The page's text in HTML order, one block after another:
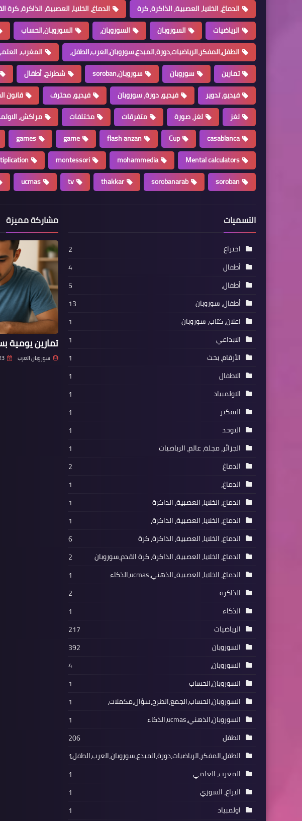
الدماغ، الخلايا، العصبية، الذاكرة، كرة
الدماغ، الخلايا، العصبية، الذاكرة، كرة
الرياضيات
السوروبان السوروبان، السوروبان،الحساب
الطفل،المفكر،الرياضيات،دورة،المبدع،سوروبان،العرب،الطفل،
المغرب،
تمارين
سوروبان سوروبان،soroban شطرنج، أطفال
فيديو، تدوير
فيديو، دورة، سوروبان فيديو، محترف قانون
لغز
لغز، صورة متفرقات مختلفات مراكش،
casablanca
Cup
flash anzan
game
games
Mental calculators
mohammedia
montessori
soroban
sorobanarab
thakkar
tv
ucmas
التسميات
اختراع
2
أطفال
4
أطفال،
5
أطفال، سوروبان
13
اعلان، كتاب، سوروبان
1
الابداعي
1
الأرقام، بحث
1
الاطفال
1
الاولمبياد
1
التفكير
1
التوحد
1
الجزائر، مجلة، عالم، الرياضيات
1
الدماغ
2
الدماغ،
1
الدماغ، الخلايا، العصبية، الذاكرة
1
الدماغ، الخلايا، العصبية، الذاكرة،
1
الدماغ، الخلايا، العصبية، الذاكرة، كرة
6
الدماغ، الخلايا، العصبية، الذاكرة، كرة القدم،سوروبان
2
الدماغ، الخلايا، العصبية،،الذهني،ucmas،الذكاء
1
الذاكرة
2
الذكاء
1
الرياضيات
217
السوروبان
392
السوروبان،
4
السوروبان،الحساب
1
السوروبان،الحساب،الجمع،الطرح،سؤال،مكملات،
1
السوروبان،الذهني،ucmas،الذكاء
1
الطفل
206
الطفل،المفكر،الرياضيات،دورة،المبدع،سوروبان،العرب،الطفل،1
المغرب، العلمي
1
اليراع، السوري
1
اولمبياد
1
مشاركة مميزة
تمارين يومية
سوروبان العرب 23